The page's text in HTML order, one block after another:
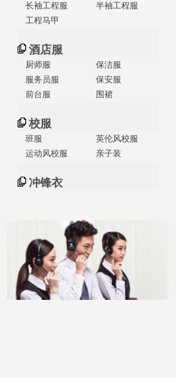
长袖工程服
半袖工程服
工程马甲
酒店服
厨师服
保洁服
服务员服
保安服
前台服
围裙
校服
班服
英伦风校服
运动风校服
亲子装
冲锋衣